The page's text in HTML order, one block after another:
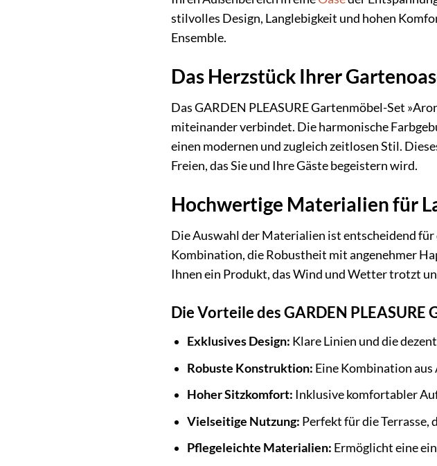
stilvolles Design, Langlebigkeit und hohen
Ensemble.
Das Herzstück Ihrer
Das GARDEN PLEASURE Gartenmöbel-Set
miteinander verbindet. Die harmonische
einen modernen und zugleich zeitlosen Stil.
Freien, das Sie und Ihre Gäste begeistern wird.
Hochwertige Materialien für
Die Auswahl der Materialien ist entscheidend
Kombination, die Robustheit mit angenehmer
Ihnen ein Produkt, das Wind und Wetter trotzt
Die Vorteile des GARDEN
Exklusives Design: Klare Linien und die
Robuste Konstruktion: Eine Kombination
Hoher Sitzkomfort: Inklusive komfortabler
Vielseitige Nutzung: Perfekt für die Terrasse,
Pflegeleichte Materialien: Ermöglicht eine